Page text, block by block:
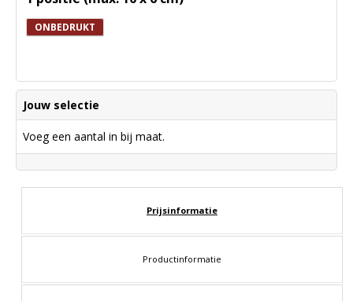
ONBEDRUKT
Jouw selectie
Voeg een aantal in bij maat.
Prijsinformatie
Productinformatie